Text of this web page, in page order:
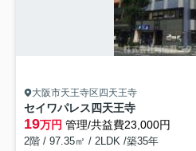
大阪市天王寺区四天王寺
セイワパレス四天王寺
19万円 管理/共益費23,000円
2階 / 97.35㎡ / 2LDK /築35年